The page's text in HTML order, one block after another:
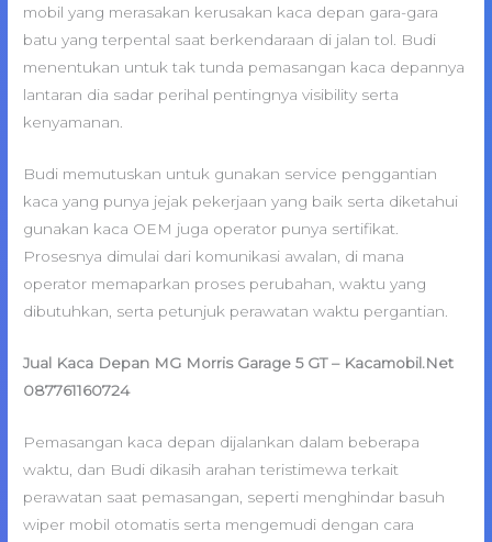
mobil yang merasakan kerusakan kaca depan gara-gara
batu yang terpental saat berkendaraan di jalan tol. Budi
menentukan untuk tak tunda pemasangan kaca depannya
lantaran dia sadar perihal pentingnya visibility serta
kenyamanan.
Budi memutuskan untuk gunakan service penggantian
kaca yang punya jejak pekerjaan yang baik serta diketahui
gunakan kaca OEM juga operator punya sertifikat.
Prosesnya dimulai dari komunikasi awalan, di mana
operator memaparkan proses perubahan, waktu yang
dibutuhkan, serta petunjuk perawatan waktu pergantian.
Jual Kaca Depan MG Morris Garage 5 GT – Kacamobil.Net
087761160724
Pemasangan kaca depan dijalankan dalam beberapa
waktu, dan Budi dikasih arahan teristimewa terkait
perawatan saat pemasangan, seperti menghindar basuh
wiper mobil otomatis serta mengemudi dengan cara